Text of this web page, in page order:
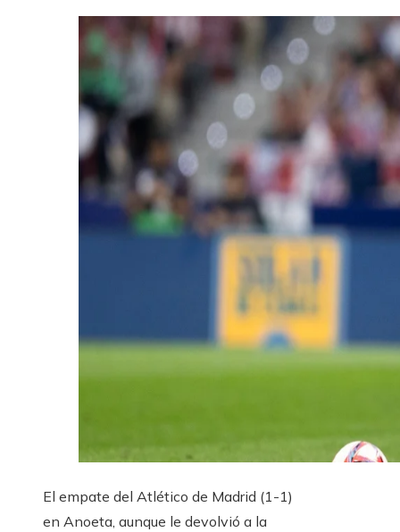
El empate del Atlético de Madrid (1-1)
en Anoeta, aunque le devolvió a la